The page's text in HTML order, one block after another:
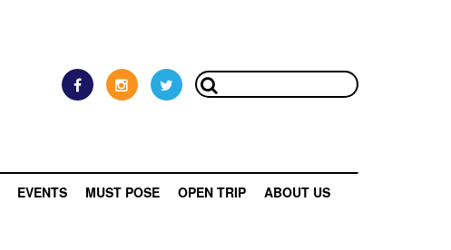
EVENTS MUST POSE OPEN TRIP ABOUT US